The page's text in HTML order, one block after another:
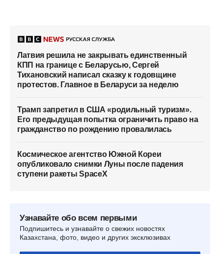
Латвия решила не закрывать единственный
КПП на границе с Беларусью, Сергей
Тихановский написал сказку к годовщине
протестов. Главное в Беларуси за неделю
Трамп запретил в США «родильный туризм».
Его предыдущая попытка ограничить право на
гражданство по рождению провалилась
Космическое агентство Южной Кореи
опубликовало снимки Луны после падения
ступени ракеты SpaceX
Узнавайте обо всем первыми
Подпишитесь и узнавайте о свежих новостях
Казахстана, фото, видео и других эксклюзивах